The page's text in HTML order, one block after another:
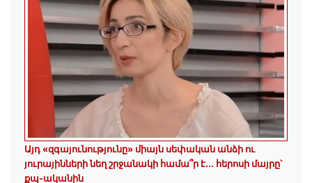
Այդ «զգայունությունը» միայն սեփական անձի ու
յուրայինների նեղ շրջանակի համա՞ր է․․․ հերոսի մայրը՝
քպ-ականին